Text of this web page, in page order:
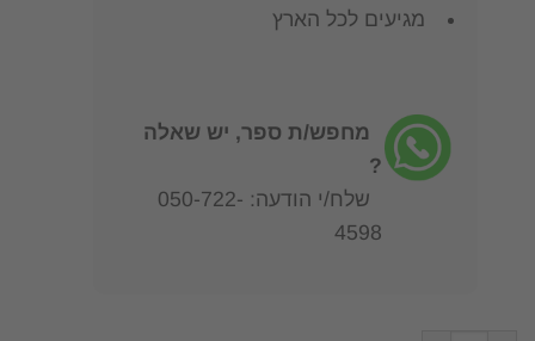
מגיעים לכל הארץ
מחפש/ת ספר, יש שאלה
?
שלח/י הודעה: 050-722-
4598